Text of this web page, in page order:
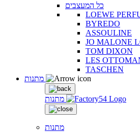
כל המעצבים
LOEWE
BYREDO
ASSOULINE
JO MALONE
TOM DIXON
LES
TASCHEN
מתנות
מתנות